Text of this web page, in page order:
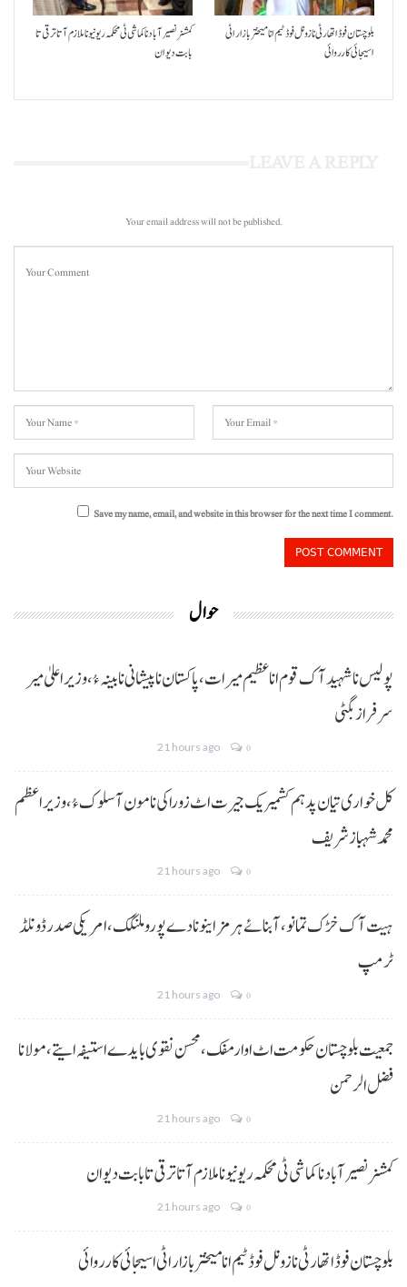
کمشنر نصیر آباد نا کماشی ٹی محکمہ ریونیو نا ملازم آتا ترقی تا
بابت دیوان
بلوچستان فوڈ اتھارٹی نا زونل فوڈ ٹیم انا میختر بازار اٹی
اسیجائی کارروائی
Your email address will not be published.
Save my name, email, and website in this browser for the next time I comment.
حوال
پولیس نا شہید آک قوم انا عظیم میرات، پاکستان نا پیشانی نا بینہ ءُ،وزیراعلیٰ میر
سرفراز بگٹی
21 hours ago 0
کل خواری تیان پد ہم کشمیریک جیرت اٹ زوراکی نا مون آ سلوک ءُ،وزیراعظم
محمد شہباز شریف
21 hours ago 0
ہیت آک خڑک تمانو، آبنائے ہرمز اینو نا دے پورو ملنگک،امریکی صدر ڈونلڈ
ٹرمپ
21 hours ago 0
جمعیت بلوچستان حکومت اٹ اوار مفک، محسن نقوی بایدے استیفہ ایتے،مولانا
فضل الرحمن
21 hours ago 0
کمشنر نصیر آباد نا کماشی ٹی محکمہ ریونیو نا ملازم آتا ترقی تا بابت دیوان
21 hours ago 0
بلوچستان فوڈ اتھارٹی نا زونل فوڈ ٹیم انا میختر بازار اٹی اسیجائی کارروائی